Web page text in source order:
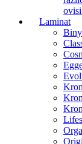
Laminat